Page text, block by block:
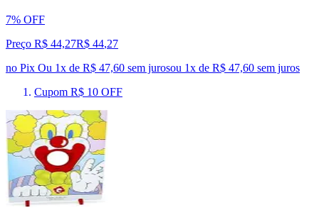
7% OFF
Preço R$ 44,27R$ 44,27
no Pix Ou 1x de R$ 47,60 sem jurosou 1x de R$ 47,60 sem juros
Cupom R$ 10 OFF